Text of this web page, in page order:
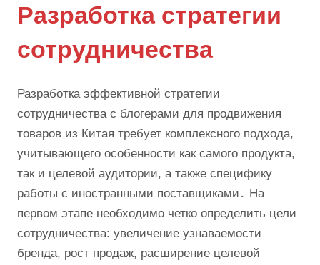
Разработка стратегии
сотрудничества
Разработка эффективной стратегии
сотрудничества с блогерами для продвижения
товаров из Китая требует комплексного подхода,
учитывающего особенности как самого продукта,
так и целевой аудитории, а также специфику
работы с иностранными поставщиками․ На
первом этапе необходимо четко определить цели
сотрудничества: увеличение узнаваемости
бренда, рост продаж, расширение целевой